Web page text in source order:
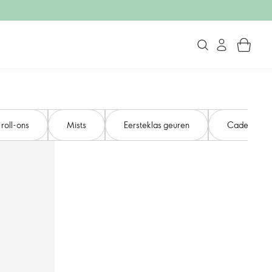
ons Mists​ Eersteklas geuren Cadeaus